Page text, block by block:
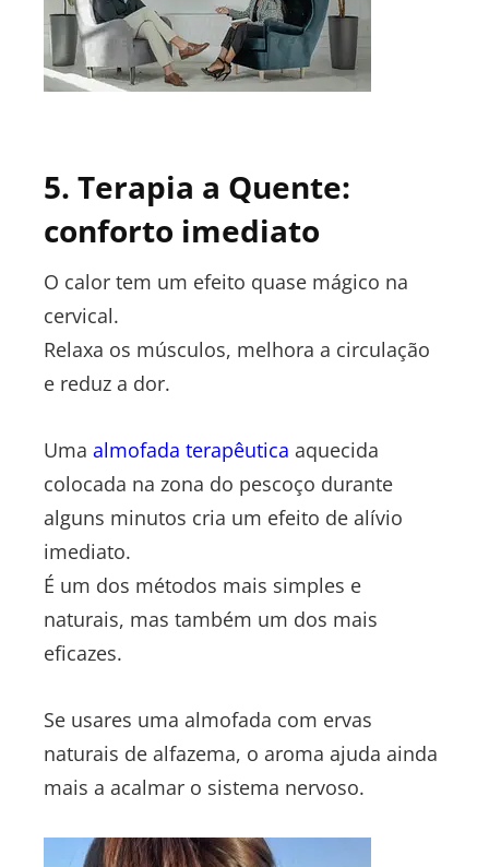
5. Terapia a Quente:
conforto imediato
O calor tem um efeito quase mágico na
cervical.
Relaxa os músculos, melhora a circulação
e reduz a dor.
Uma almofada terapêutica aquecida
colocada na zona do pescoço durante
alguns minutos cria um efeito de alívio
imediato.
É um dos métodos mais simples e
naturais, mas também um dos mais
eficazes.
Se usares uma almofada com ervas
naturais de alfazema, o aroma ajuda ainda
mais a acalmar o sistema nervoso.